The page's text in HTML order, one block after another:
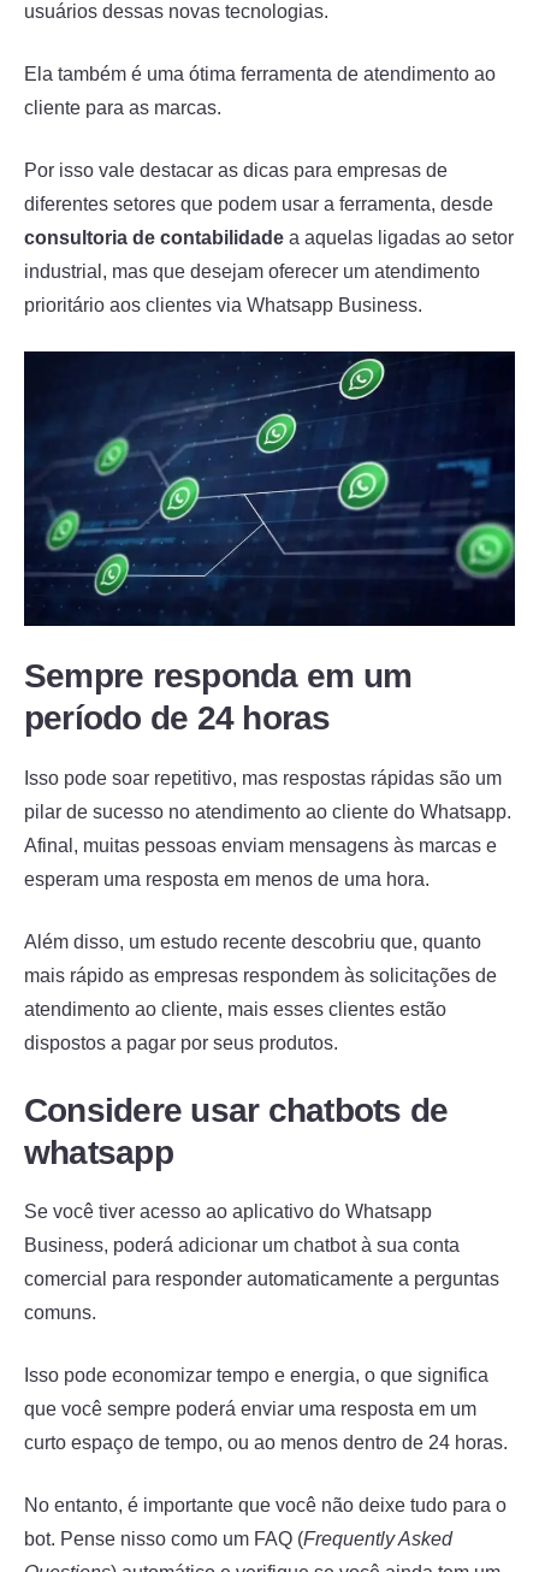
usuários dessas novas tecnologias.
Ela também é uma ótima ferramenta de atendimento ao
cliente para as marcas.
Por isso vale destacar as dicas para empresas de
diferentes setores que podem usar a ferramenta, desde
consultoria de contabilidade a aquelas ligadas ao setor
industrial, mas que desejam oferecer um atendimento
prioritário aos clientes via Whatsapp Business.
Sempre responda em um
período de 24 horas
Isso pode soar repetitivo, mas respostas rápidas são um
pilar de sucesso no atendimento ao cliente do Whatsapp.
Afinal, muitas pessoas enviam mensagens às marcas e
esperam uma resposta em menos de uma hora.
Além disso, um estudo recente descobriu que, quanto
mais rápido as empresas respondem às solicitações de
atendimento ao cliente, mais esses clientes estão
dispostos a pagar por seus produtos.
Considere usar chatbots de
whatsapp
Se você tiver acesso ao aplicativo do Whatsapp
Business, poderá adicionar um chatbot à sua conta
comercial para responder automaticamente a perguntas
comuns.
Isso pode economizar tempo e energia, o que significa
que você sempre poderá enviar uma resposta em um
curto espaço de tempo, ou ao menos dentro de 24 horas.
No entanto, é importante que você não deixe tudo para o
bot. Pense nisso como um FAQ (Frequently Asked